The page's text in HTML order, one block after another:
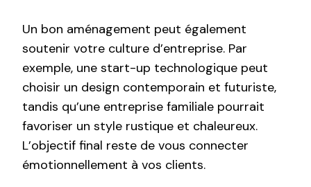
Un bon aménagement peut également
soutenir votre culture d’entreprise. Par
exemple, une start-up technologique peut
choisir un design contemporain et futuriste,
tandis qu’une entreprise familiale pourrait
favoriser un style rustique et chaleureux.
L’objectif final reste de vous connecter
émotionnellement à vos clients.